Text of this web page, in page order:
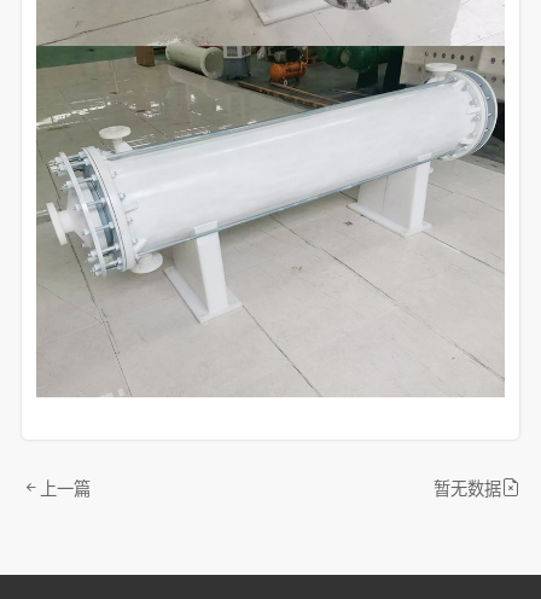
上一篇 暂无数据